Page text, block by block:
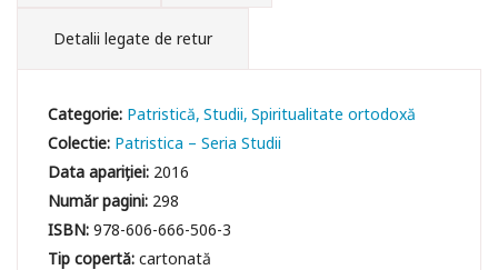
Detalii legate de retur
Categorie: Patristică Studii Spiritualitate ortodoxă
Colectie: Patristica – Seria Studii
Data apariției: 2016
Număr pagini: 298
ISBN:978-606-666-506-3
Tip copertă:cartonată